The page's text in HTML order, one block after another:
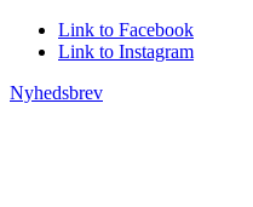
Link to Facebook
Link to Instagram
Nyhedsbrev